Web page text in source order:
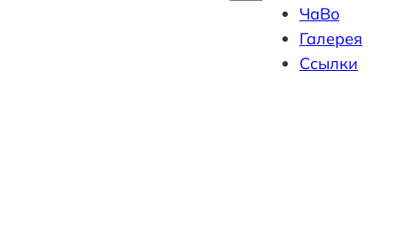
ЧаВо
Галерея
Ссылки